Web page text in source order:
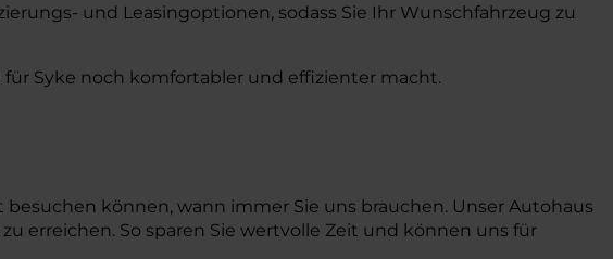
und Leasingoptionen, sodass Sie Ihr Wunschfahrzeug zu
für Syke noch komfortabler und effizienter macht.
können, wann immer Sie uns brauchen. Unser Autohaus
erreichen. So sparen Sie wertvolle Zeit und können uns für